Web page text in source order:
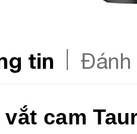
tin Đánh
vắt cam